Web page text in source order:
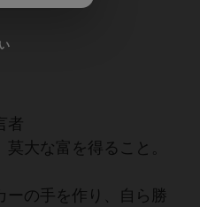
者
大な富を得ること。
の手を作り、自ら勝